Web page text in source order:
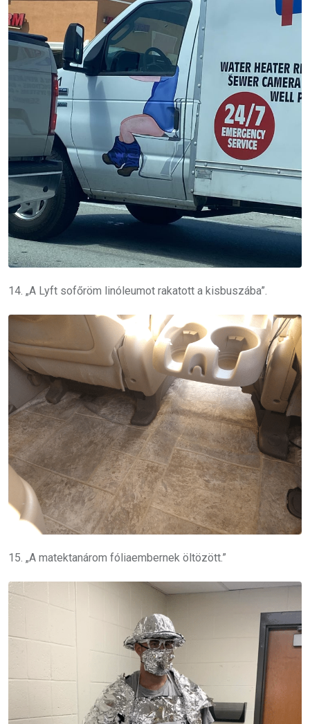
14. „A Lyft sofőröm linóleumot rakatott a kisbuszába”.
15. „A matektanárom fóliaembernek öltözött.”